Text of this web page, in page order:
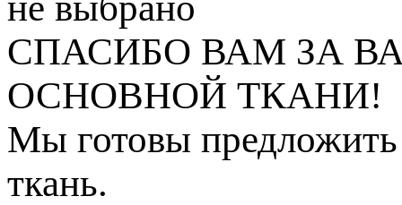
СПАСИБО ВАМ ЗА
ОСНОВНОЙ ТКАНИ!
Мы готовы предложить
ткань.